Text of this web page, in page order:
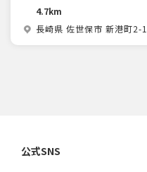
4.7km
長崎県 佐世保市 新港町2-1
公式SNS